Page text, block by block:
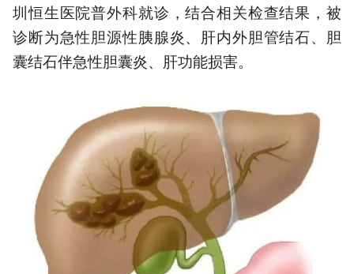
圳恒生医院普外科就诊，结合相关检查结果，被
诊断为急性胆源性胰腺炎、肝内外胆管结石、胆
囊结石伴急性胆囊炎、肝功能损害。